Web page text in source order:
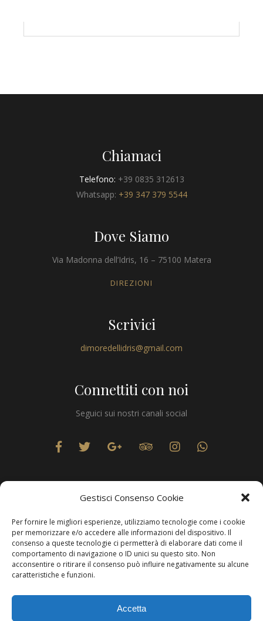
Gestisci Consenso Cookie
Per fornire le migliori esperienze, utilizziamo tecnologie come i cookie
per memorizzare e/o accedere alle informazioni del dispositivo. Il
consenso a queste tecnologie ci permetterà di elaborare dati come il
comportamento di navigazione o ID unici su questo sito. Non
acconsentire o ritirare il consenso può influire negativamente su alcune
caratteristiche e funzioni.
Accetta
Chiamaci
Telefono: +39 0835 312613
Whatsapp: +39 347 379 5544
Dove Siamo
Via Madonna dell’Idris, 16 – 75100 Matera
DIREZIONI
Scrivici
dimoredellidris@gmail.com
Connettiti con noi
Seguici sui nostri canali social
Privacy
Produzione WebResolvis Marketing & Comunicazione